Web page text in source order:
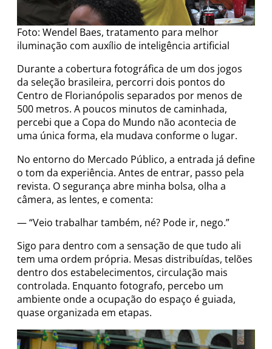
Foto: Wendel Baes, tratamento para melhor
iluminação com auxílio de inteligência artificial
Durante a cobertura fotográfica de um dos jogos
da seleção brasileira, percorri dois pontos do
Centro de Florianópolis separados por menos de
500 metros. A poucos minutos de caminhada,
percebi que a Copa do Mundo não acontecia de
uma única forma, ela mudava conforme o lugar.
No entorno do Mercado Público, a entrada já define
o tom da experiência. Antes de entrar, passo pela
revista. O segurança abre minha bolsa, olha a
câmera, as lentes, e comenta:
— “Veio trabalhar também, né? Pode ir, nego.”
Sigo para dentro com a sensação de que tudo ali
tem uma ordem própria. Mesas distribuídas, telões
dentro dos estabelecimentos, circulação mais
controlada. Enquanto fotografo, percebo um
ambiente onde a ocupação do espaço é guiada,
quase organizada em etapas.